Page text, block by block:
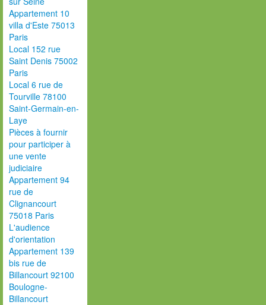
Appartement 10
villa d'Este 75013
Paris
Local 152 rue
Saint Denis 75002
Paris
Local 6 rue de
Tourville 78100
Saint-Germain-en-
Laye
Pièces à fournir
pour participer à
une vente
judiciaire
Appartement 94
rue de
Clignancourt
75018 Paris
L'audience
d'orientation
Appartement 139
bis rue de
Billancourt 92100
Boulogne-
Billancourt